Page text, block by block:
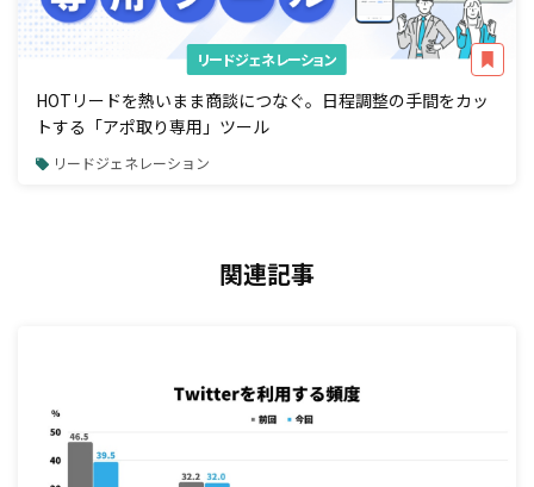
リードジェネレーション
HOTリードを熱いまま商談につなぐ。日程調整の手間をカッ
トする「アポ取り専用」ツール
リードジェネレーション
関連記事